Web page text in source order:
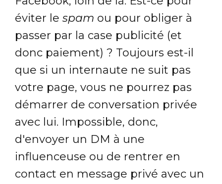
éviter le spam ou pour obliger à
passer par la case publicité (et
donc paiement) ? Toujours est-il
que si un internaute ne suit pas
votre page, vous ne pourrez pas
démarrer de conversation privée
avec lui. Impossible, donc,
d'envoyer un DM à une
influenceuse ou de rentrer en
contact en message privé avec un